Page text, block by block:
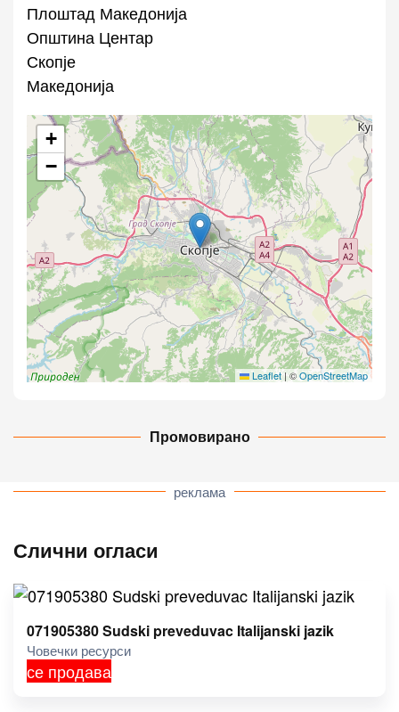
Плоштад Македонија
Општина Центар
Скопје
Македонија
+
−
Leaflet | ©OpenStreetMap
Промовирано
реклама
Слични огласи
071905380 Sudski preveduvac Italijanski jazik
Човечки ресурси
се продава